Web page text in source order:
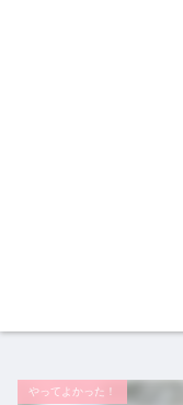
やってよかった！